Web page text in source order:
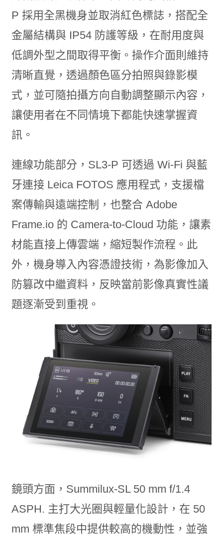
P 採用全黑機身並取消紅色標誌，搭配全
金屬結構與 IP54 防護等級，在耐用度與
低調外型之間取得平衡。操作介面則維持
清晰直覺，透過顏色區分拍照與錄影模
式，並可隨拍攝方向自動調整顯示內容，
讓使用者在不同情境下都能快速掌握資
訊。
連線功能部分，SL3-P 可透過 Wi-Fi 與藍
牙連接 Leica FOTOS 應用程式，支援檔
案傳輸與遠端控制，也整合 Adobe
Frame.io 的 Camera-to-Cloud 功能，讓素
材能直接上傳雲端，縮短製作流程。此
外，機身導入內容憑證技術，為影像加入
防篡改中繼資料，反映當前影像真實性議
題逐漸受到重視。
鏡頭方面，Summilux-SL 50 mm f/1.4
ASPH. 主打大光圈與輕量化設計，在 50
mm 標準焦段中提供較高的機動性，並強